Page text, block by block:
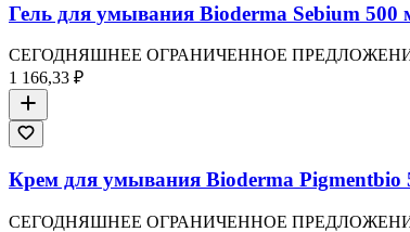
Гель для умывания Bioderma Sebium 500
СЕГОДНЯШНЕЕ ОГРАНИЧЕННОЕ
1 166,33 ₽
Крем для умывания Bioderma Pigmentbio
СЕГОДНЯШНЕЕ ОГРАНИЧЕННОЕ